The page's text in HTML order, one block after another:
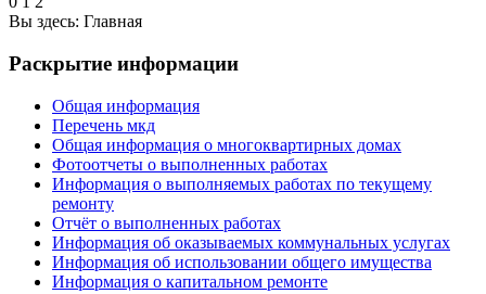
Вы здесь: Главная
Раскрытие информации
Общая информация
Перечень мкд
Общая информация о многоквартирных домах
Фотоотчеты о выполненных работах
Информация о выполняемых работах по текущему
ремонту
Отчёт о выполненных работах
Информация об оказываемых коммунальных услугах
Информация об использовании общего имущества
Информация о капитальном ремонте